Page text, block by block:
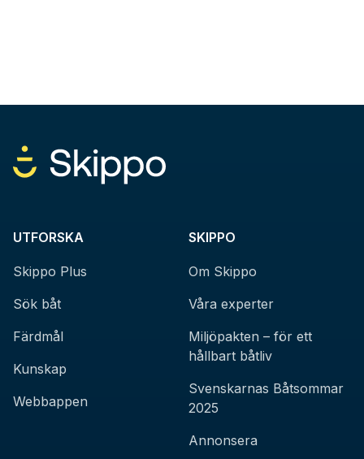
UTFORSKA
Skippo Plus
Sök båt
Färdmål
Kunskap
Webbappen
SKIPPO
Om Skippo
Våra experter
Miljöpakten – för ett
hållbart båtliv
Svenskarnas Båtsommar
2025
Annonsera